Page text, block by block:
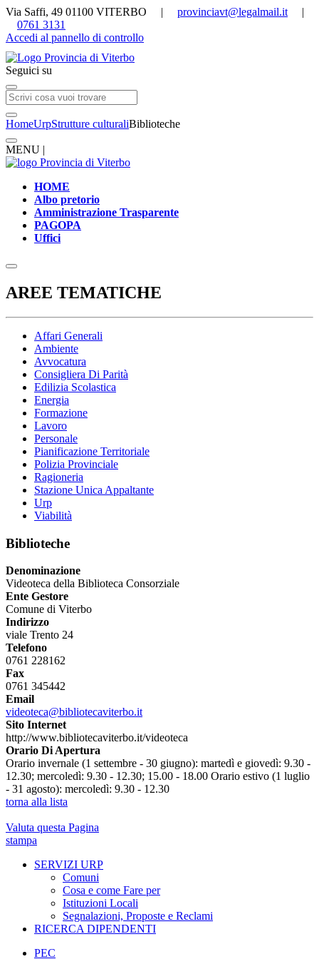
Via Saffi, 49 01100 VITERBO | provinciavt@legalmail.it |
0761 3131
Accedi al pannello di controllo
Seguici su
HomeUrpStrutture culturaliBiblioteche
MENU |
HOME
Albo pretorio
Amministrazione Trasparente
PAGOPA
Uffici
AREE TEMATICHE
Affari Generali
Ambiente
Avvocatura
Consigliera Di Parità
Edilizia Scolastica
Energia
Formazione
Lavoro
Personale
Pianificazione Territoriale
Polizia Provinciale
Ragioneria
Stazione Unica Appaltante
Urp
Viabilità
Biblioteche
Denominazione
Videoteca della Biblioteca Consorziale
Ente Gestore
Comune di Viterbo
Indirizzo
viale Trento 24
Telefono
0761 228162
Fax
0761 345442
Email
videoteca@bibliotecaviterbo.it
Sito Internet
http://www.bibliotecaviterbo.it/videoteca
Orario Di Apertura
Orario invernale (1 settembre - 30 giugno): martedì e giovedì: 9.30 -
12.30; mercoledì: 9.30 - 12.30; 15.00 - 18.00 Orario estivo (1 luglio
- 31 agosto): mercoledì: 9.30 - 12.30
torna alla lista
Valuta questa Pagina
stampa
SERVIZI URP
Comuni
Cosa e come Fare per
Istituzioni Locali
Segnalazioni, Proposte e Reclami
RICERCA DIPENDENTI
PEC